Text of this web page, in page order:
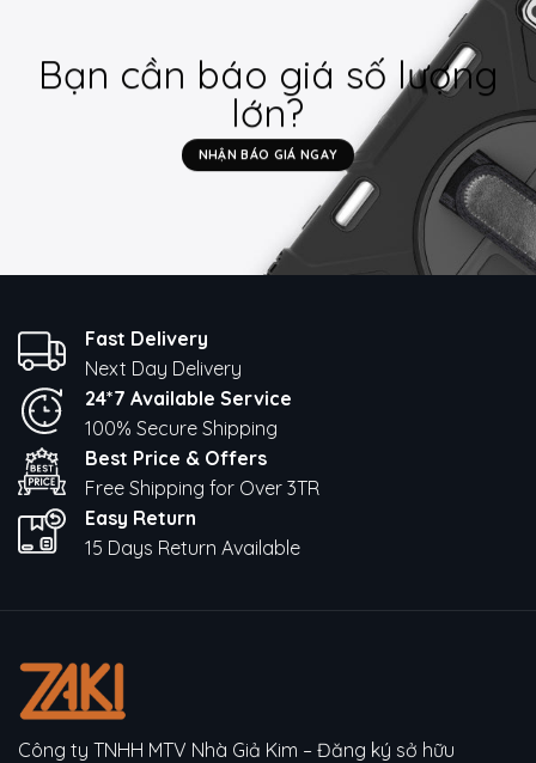
Bạn cần báo giá số lượng
lớn?
NHẬN BÁO GIÁ NGAY
Fast Delivery
Next Day Delivery
24*7 Available Service
100% Secure Shipping
Best Price & Offers
Free Shipping for Over 3TR
Easy Return
15 Days Return Available
Công ty TNHH MTV Nhà Giả Kim – Đăng ký sở hữu